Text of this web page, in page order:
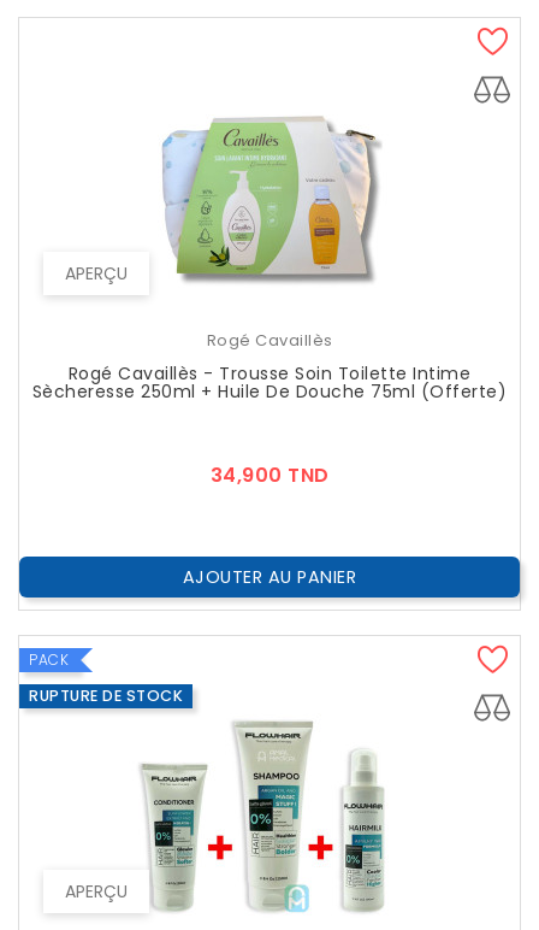
APERÇU
Rogé Cavaillès
Rogé Cavaillès - Trousse Soin Toilette Intime
Sècheresse 250ml + Huile De Douche 75ml (offerte)
34,900 TND
AJOUTER AU PANIER
APERÇU
PACK
RUPTURE DE STOCK